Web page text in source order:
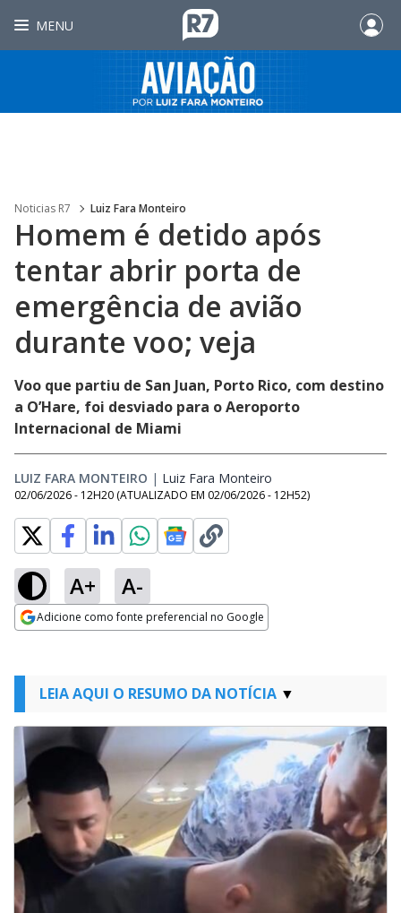
MENU
Noticias R7 Luiz Fara Monteiro
Homem é detido após
tentar abrir porta de
emergência de avião
durante voo; veja
Voo que partiu de San Juan, Porto Rico, com destino
a O’Hare, foi desviado para o Aeroporto
Internacional de Miami
LUIZ FARA MONTEIRO | Luiz Fara Monteiro
02/06/2026 - 12H20 (ATUALIZADO EM 02/06/2026 - 12H52)
A+ A-
Adicione como fonte preferencial no Google
LEIA AQUI O RESUMO DA NOTÍCIA